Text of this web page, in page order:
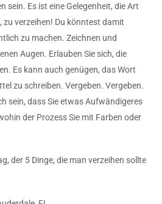
sein. Es ist eine Gelegenheit, die Art
zu verzeihen! Du könntest damit
zu machen. Zeichnen und
Augen. Erlauben Sie sich, die
Es kann auch genügen, das Wort
zu schreiben. Vergeben. Vergeben.
sein, dass Sie etwas Aufwändigeres
der Prozess Sie mit Farben oder
der 5 Dinge, die man verzeihen sollte